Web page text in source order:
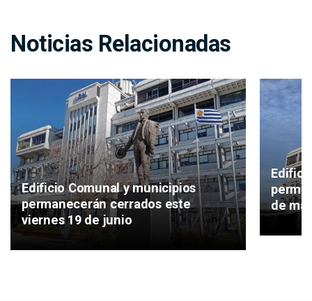
Noticias Relacionadas
Edificio Comunal y municipios
permanecerán cerrados este
viernes 19 de junio
de